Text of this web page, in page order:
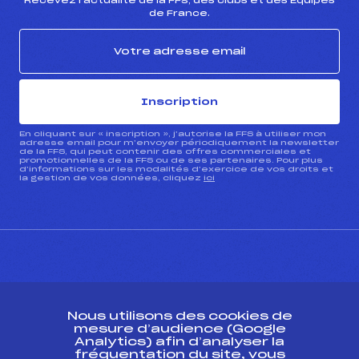
de France.
Inscription
En cliquant sur « inscription », j’autorise la FFS à utiliser mon
adresse email pour m’envoyer périodiquement la newsletter
de la FFS, qui peut contenir des offres commerciales et
promotionnelles de la FFS ou de ses partenaires. Pour plus
d’informations sur les modalités d’exercice de vos droits et
la gestion de vos données, cliquez ici
Nous utilisons des cookies de
mesure d’audience (Google
Analytics) afin d’analyser la
fréquentation du site, vous